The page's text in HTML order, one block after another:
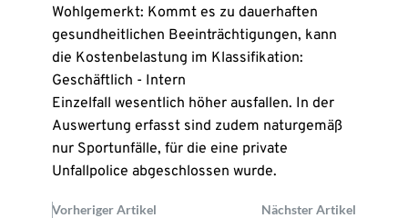
Wohlgemerkt: Kommt es zu dauerhaften
gesundheitlichen Beeinträchtigungen, kann
die Kostenbelastung im Klassifikation:
Geschäftlich - Intern
Einzelfall wesentlich höher ausfallen. In der
Auswertung erfasst sind zudem naturgemäß
nur Sportunfälle, für die eine private
Unfallpolice abgeschlossen wurde.
Vorheriger Artikel Nächster Artikel